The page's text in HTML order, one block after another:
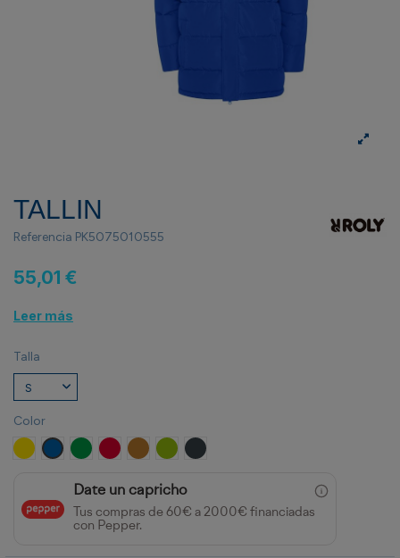
TALLIN
Referencia PK5075010555
55,01 €
Leer más
Talla
Color
AMARILLO/MARINO
ROYAL/MARINO
VERDE HELECHO/MARINO
ROJO/NEGRO
AMARILLO CURRY/NEGRO
LIMA/NEGROEBANO/NEGRO
Date un capricho
Tus compras de 60€ a 2000€ financiadas
con Pepper.